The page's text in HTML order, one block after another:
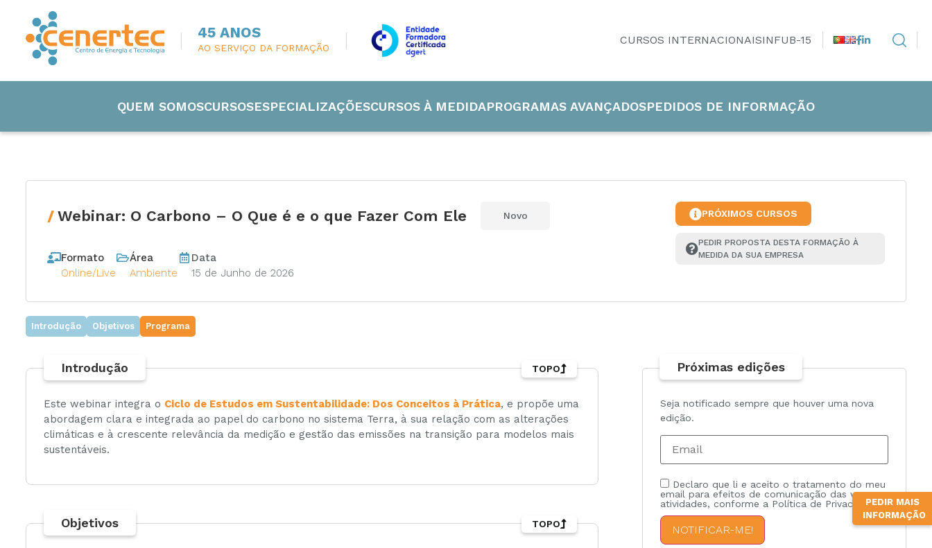
45 ANOS
AO SERVIÇO DA FORMAÇÃO
CURSOS INTERNACIONAISINFUB-15
QUEM SOMOSCURSOS
Engenharia Industrial
Eletricidade e Energia
ESPECIALIZAÇÕESCURSOS À MEDIDAPROGRAMAS AVANÇADOSPEDIDOS DE INFORMAÇÃO
PEDIR MAIS
INFORMAÇÃO
Webinar: O Carbono – O Que é e o que Fazer Com Ele Novo
Formato
Online/Live
Área
Ambiente
Data
15 de Junho de 2026
PRÓXIMOS CURSOS
PEDIR PROPOSTA DESTA FORMAÇÃO À
MEDIDA DA SUA EMPRESA
Introdução Objetivos Programa
Introdução
Este webinar integra o Ciclo de Estudos em Sustentabilidade: Dos Conceitos à Prática, e propõe uma
abordagem clara e integrada ao papel do carbono no sistema Terra, à sua relação com as alterações
climáticas e à crescente relevância da medição e gestão das emissões na transição para modelos mais
sustentáveis.
TOPO
Objetivos TOPO
Próximas edições
Seja notificado sempre que houver uma nova
edição.
Declaro que li e aceito o tratamento do meu
email para efeitos de comunicação das vossas
atividades, conforme a Política de Privacidade.
NOTIFICAR-ME!